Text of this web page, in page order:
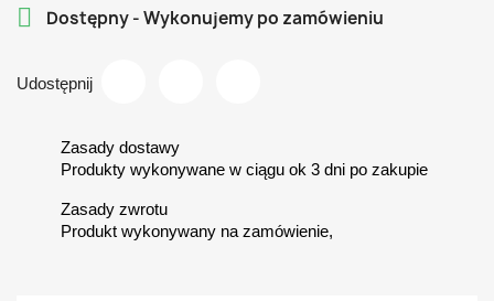
 Dostępny - Wykonujemy po zamówieniu
Udostępnij
Zasady dostawy
Produkty wykonywane w ciągu ok 3 dni po zakupie
Zasady zwrotu
Produkt wykonywany na zamówienie,